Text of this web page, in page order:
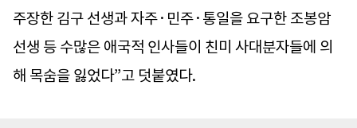
주장한 김구 선생과 자주·민주·통일을 요구한 조봉암
선생 등 수많은 애국적 인사들이 친미 사대분자들에 의
해 목숨을 잃었다”고 덧붙였다.